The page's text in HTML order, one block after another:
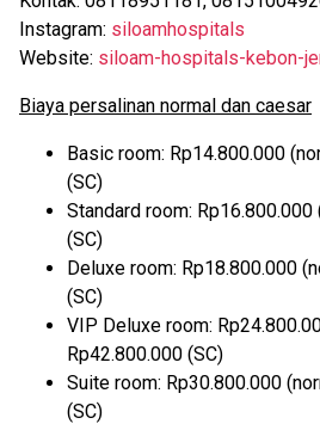
Instagram: siloamhospitals
Website: siloam-hospitals-kebon-
Biaya persalinan normal dan caesar
Basic room: Rp14.800.000
(SC)
Standard room:
(SC)
Deluxe room: Rp18.800.000
(SC)
VIP Deluxe room:
Rp42.800.000 (SC)
Suite room: Rp30.800.000
(SC)